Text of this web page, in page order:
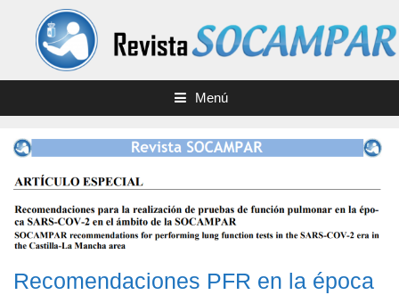
Menú
Recomendaciones PFR en la época